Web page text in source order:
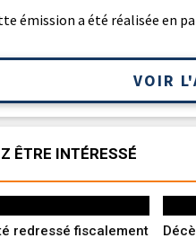
émission a été réalisée en
VOIR
ÊTRE INTÉRESSÉ
redressé fiscalement